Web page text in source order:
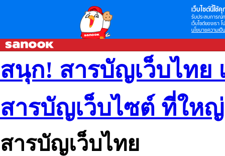
เว็บไซต์นี้ใช้คุ
รับประสบการณ์
เว็บไซต์ของเรา
นโยบายความเป็
สนุก! สารบัญเว็บไทย
สารบัญเว็บไซต์ ที่ให
สารบัญเว็บไทย